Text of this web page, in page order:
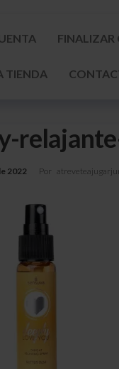
FINALIZAR
TIENDA
2022 Por